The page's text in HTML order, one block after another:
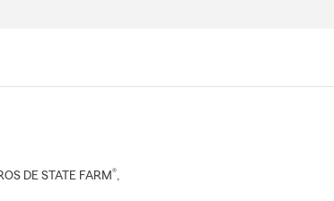
DE STATE FARM®,